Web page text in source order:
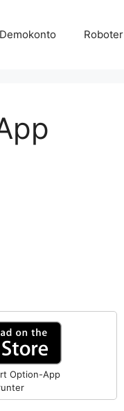
Demokonto Roboter
Option-App